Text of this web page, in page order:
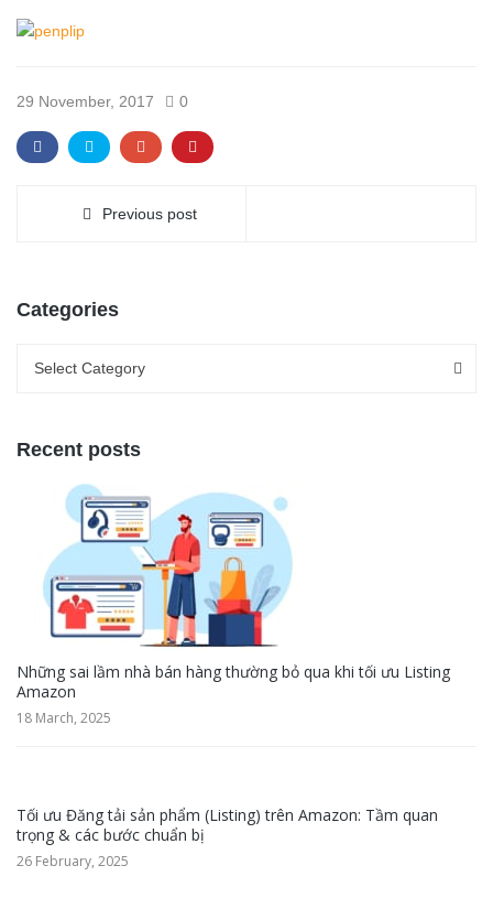
29 November, 2017 0
Previous post
Categories
Select Category
Recent posts
Những sai lầm nhà bán hàng thường bỏ qua khi tối ưu Listing
Amazon
18 March, 2025
Tối ưu Đăng tải sản phẩm (Listing) trên Amazon: Tầm quan
trọng & các bước chuẩn bị
26 February, 2025